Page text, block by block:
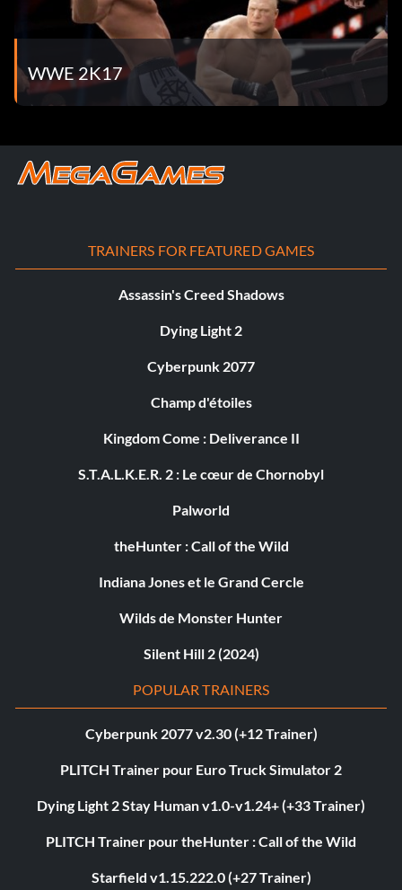
WWE 2K17
TRAINERS FOR FEATURED GAMES
Assassin's Creed Shadows
Dying Light 2
Cyberpunk 2077
Champ d'étoiles
Kingdom Come : Deliverance II
S.T.A.L.K.E.R. 2 : Le cœur de Chornobyl
Palworld
theHunter : Call of the Wild
Indiana Jones et le Grand Cercle
Wilds de Monster Hunter
Silent Hill 2 (2024)
POPULAR TRAINERS
Cyberpunk 2077 v2.30 (+12 Trainer)
PLITCH Trainer pour Euro Truck Simulator 2
Dying Light 2 Stay Human v1.0-v1.24+ (+33 Trainer)
PLITCH Trainer pour theHunter : Call of the Wild
Starfield v1.15.222.0 (+27 Trainer)